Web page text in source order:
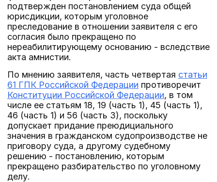
подтвержден постановлением суда общей
юрисдикции, которым уголовное
преследование в отношении заявителя с его
согласия было прекращено по
нереабилитирующему основанию - вследствие
акта амнистии.
По мнению заявителя, часть четвертая статьи
61 ГПК Российской Федерации противоречит
Конституции Российской Федерации, в том
числе ее статьям 18, 19 (часть 1), 45 (часть 1),
46 (часть 1) и 56 (часть 3), поскольку
допускает придание преюдициального
значения в гражданском судопроизводстве не
приговору суда, а другому судебному
решению - постановлению, которым
прекращено разбирательство по уголовному
делу.